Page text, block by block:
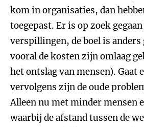
kom in organisaties, dan
toegepast. Er is op zoek
verspillingen, de boel is anders
vooral de kosten zijn omlaag
het ontslag van mensen). Gaat
vervolgens zijn de oude
Alleen nu met minder mensen
waarbij de afstand tussen de